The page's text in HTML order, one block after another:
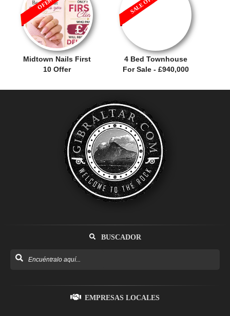
Midtown Nails First
10 Offer
4 Bed Townhouse
For Sale - £940,000
BUSCADOR
EMPRESAS LOCALES